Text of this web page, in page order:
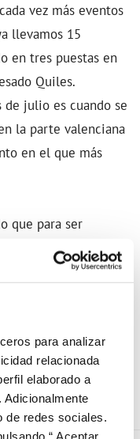
para analizar
relacionada
elaborado a
Adicionalmente
de redes sociales.
“ Aceptar
vez más eventos
llevamos 15
en tres puestas en
Quiles.
julio es cuando se
la parte valenciana
en el que más
que para ser
hacer recorridos
horas de la mañana
para poder
playas que se están